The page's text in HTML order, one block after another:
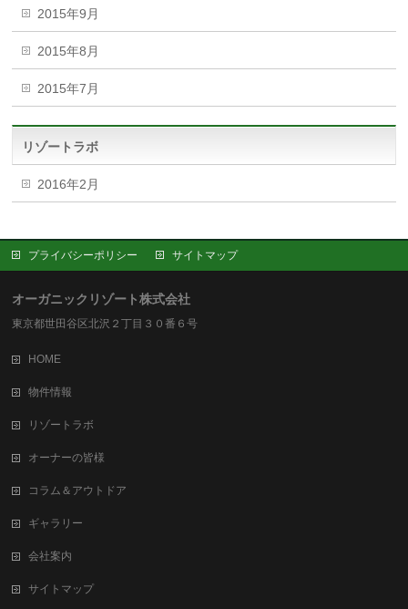
2015年9月
2015年8月
2015年7月
リゾートラボ
2016年2月
プライバシーポリシー サイトマップ
オーガニックリゾート株式会社
東京都世田谷区北沢２丁目３０番６号
HOME
物件情報
リゾートラボ
オーナーの皆様
コラム＆アウトドア
ギャラリー
会社案内
サイトマップ